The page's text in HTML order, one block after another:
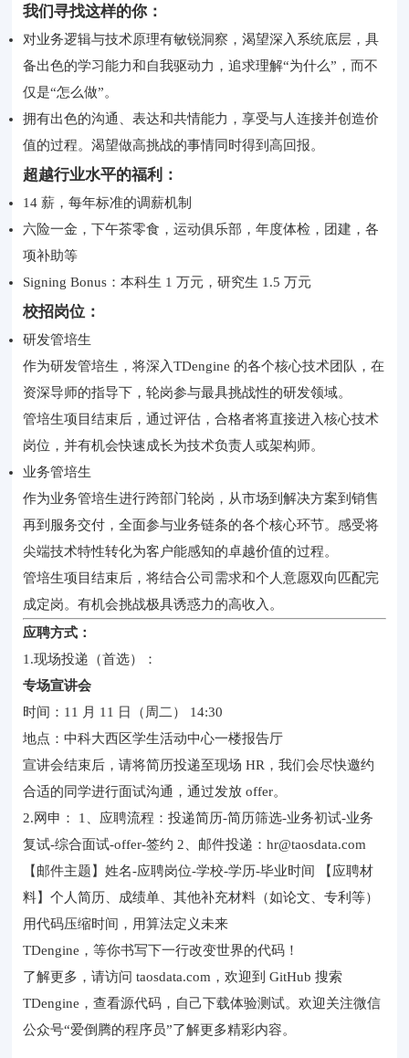
我们寻找这样的你：
对业务逻辑与技术原理有敏锐洞察，渴望深入系统底层，具
备出色的学习能力和自我驱动力，追求理解“为什么”，而不
仅是“怎么做”。
拥有出色的沟通、表达和共情能力，享受与人连接并创造价
值的过程。渴望做高挑战的事情同时得到高回报。
超越行业水平的福利：
14 薪，每年标准的调薪机制
六险一金，下午茶零食，运动俱乐部，年度体检，团建，各
项补助等
Signing Bonus：本科生 1 万元，研究生 1.5 万元
校招岗位：
研发管培生
作为研发管培生，将深入TDengine 的各个核心技术团队，在
资深导师的指导下，轮岗参与最具挑战性的研发领域。
管培生项目结束后，通过评估，合格者将直接进入核心技术
岗位，并有机会快速成长为技术负责人或架构师。
业务管培生
作为业务管培生进行跨部门轮岗，从市场到解决方案到销售
再到服务交付，全面参与业务链条的各个核心环节。感受将
尖端技术特性转化为客户能感知的卓越价值的过程。
管培生项目结束后，将结合公司需求和个人意愿双向匹配完
成定岗。有机会挑战极具诱惑力的高收入。
应聘方式：
1.现场投递（首选）：
专场宣讲会
时间：11 月 11 日（周二） 14:30
地点：中科大西区学生活动中心一楼报告厅
宣讲会结束后，请将简历投递至现场 HR，我们会尽快邀约
合适的同学进行面试沟通，通过发放 offer。
2.网申： 1、应聘流程：投递简历-简历筛选-业务初试-业务
复试-综合面试-offer-签约 2、邮件投递：hr@taosdata.com
【邮件主题】姓名-应聘岗位-学校-学历-毕业时间 【应聘材
料】个人简历、成绩单、其他补充材料（如论文、专利等）
用代码压缩时间，用算法定义未来
TDengine，等你书写下一行改变世界的代码！
了解更多，请访问 taosdata.com，欢迎到 GitHub 搜索
TDengine，查看源代码，自己下载体验测试。欢迎关注微信
公众号“爱倒腾的程序员”了解更多精彩内容。